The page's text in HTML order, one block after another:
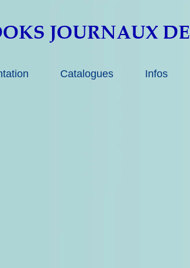
Catalogues Infos
JOURNAUX DE